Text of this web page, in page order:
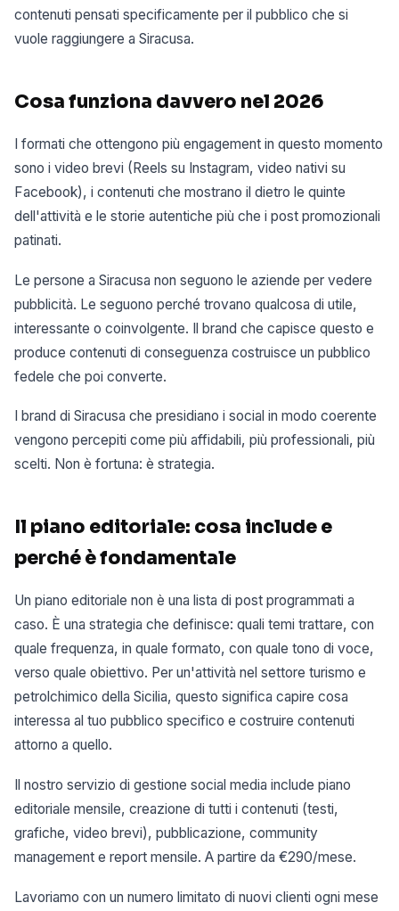
contenuti pensati specificamente per il pubblico che si
vuole raggiungere a Siracusa.
Cosa funziona davvero nel 2026
I formati che ottengono più engagement in questo momento
sono i video brevi (Reels su Instagram, video nativi su
Facebook), i contenuti che mostrano il dietro le quinte
dell'attività e le storie autentiche più che i post promozionali
patinati.
Le persone a Siracusa non seguono le aziende per vedere
pubblicità. Le seguono perché trovano qualcosa di utile,
interessante o coinvolgente. Il brand che capisce questo e
produce contenuti di conseguenza costruisce un pubblico
fedele che poi converte.
I brand di Siracusa che presidiano i social in modo coerente
vengono percepiti come più affidabili, più professionali, più
scelti. Non è fortuna: è strategia.
Il piano editoriale: cosa include e
perché è fondamentale
Un piano editoriale non è una lista di post programmati a
caso. È una strategia che definisce: quali temi trattare, con
quale frequenza, in quale formato, con quale tono di voce,
verso quale obiettivo. Per un'attività nel settore turismo e
petrolchimico della Sicilia, questo significa capire cosa
interessa al tuo pubblico specifico e costruire contenuti
attorno a quello.
Il nostro servizio di gestione social media include piano
editoriale mensile, creazione di tutti i contenuti (testi,
grafiche, video brevi), pubblicazione, community
management e report mensile. A partire da €290/mese.
Lavoriamo con un numero limitato di nuovi clienti ogni mese